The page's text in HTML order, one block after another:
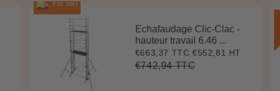
FIN MAI
Echafaudage Clic-Clac -
hauteur travail 6.46 ...
Prix
réduit
€663,37 TTC €663,37
€552,81 HT
Prix
€742,94 TTC€742,94